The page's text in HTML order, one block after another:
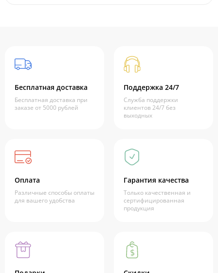
Бесплатная доставка
Бесплатная доставка при
заказе от 5000 рублей
Поддержка 24/7
Служба поддержки
клиентов 24/7 без
выходных
Оплата
Различные способы оплаты
для вашего удобства
Гарантия качества
Только качественная и
сертифицированная
продукция